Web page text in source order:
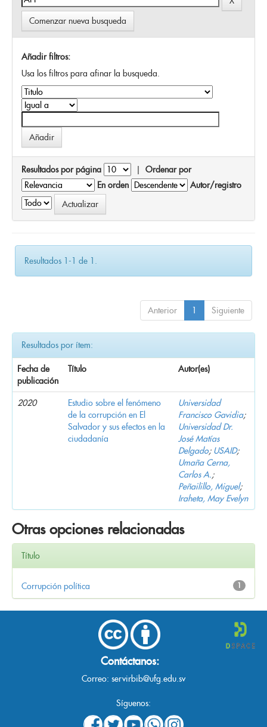
Comenzar nueva busqueda
Añadir filtros:
Usa los filtros para afinar la busqueda.
Resultados por página | Ordenar por
En orden
Autor/registro
Resultados 1-1 de 1.
Anterior 1 Siguiente
Resultados por ítem:
Fecha de
publicación
Título Autor(es)
2020
Estudio sobre el fenómeno
de la corrupción en El
Salvador y sus efectos en la
ciudadanía
Universidad
Francisco Gavidia;
Universidad Dr.
José Matías
Delgado; USAID;
Umaña Cerna,
Carlos A.;
Peñailillo, Miguel;
Iraheta, May Evelyn
Otras opciones relacionadas
Título
1
Corrupción política
Contáctanos:
Correo: servirbib@ufg.edu.sv
Síguenos: